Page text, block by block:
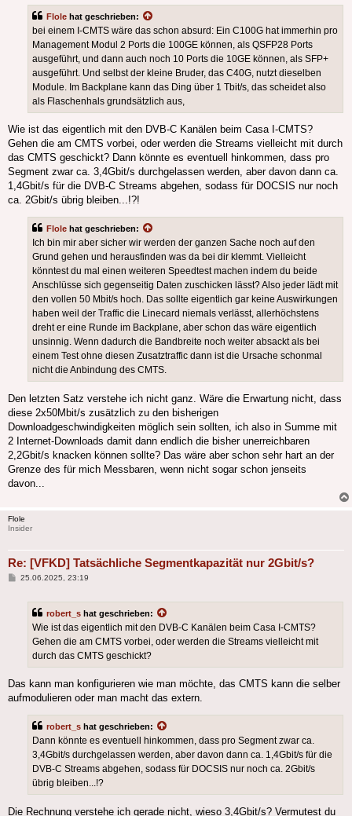
Flole hat geschrieben:
bei einem I-CMTS wäre das schon absurd: Ein C100G hat immerhin pro
Management Modul 2 Ports die 100GE können, als QSFP28 Ports
ausgeführt, und dann auch noch 10 Ports die 10GE können, als SFP+
ausgeführt. Und selbst der kleine Bruder, das C40G, nutzt dieselben
Module. Im Backplane kann das Ding über 1 Tbit/s, das scheidet also
als Flaschenhals grundsätzlich aus,
Wie ist das eigentlich mit den DVB-C Kanälen beim Casa I-CMTS?
Gehen die am CMTS vorbei, oder werden die Streams vielleicht mit durch
das CMTS geschickt? Dann könnte es eventuell hinkommen, dass pro
Segment zwar ca. 3,4Gbit/s durchgelassen werden, aber davon dann ca.
1,4Gbit/s für die DVB-C Streams abgehen, sodass für DOCSIS nur noch
ca. 2Gbit/s übrig bleiben...!?!
Flole hat geschrieben:
Ich bin mir aber sicher wir werden der ganzen Sache noch auf den
Grund gehen und herausfinden was da bei dir klemmt. Vielleicht
könntest du mal einen weiteren Speedtest machen indem du beide
Anschlüsse sich gegenseitig Daten zuschicken lässt? Also jeder lädt mit
den vollen 50 Mbit/s hoch. Das sollte eigentlich gar keine Auswirkungen
haben weil der Traffic die Linecard niemals verlässt, allerhöchstens
dreht er eine Runde im Backplane, aber schon das wäre eigentlich
unsinnig. Wenn dadurch die Bandbreite noch weiter absackt als bei
einem Test ohne diesen Zusatztraffic dann ist die Ursache schonmal
nicht die Anbindung des CMTS.
Den letzten Satz verstehe ich nicht ganz. Wäre die Erwartung nicht, dass
diese 2x50Mbit/s zusätzlich zu den bisherigen
Downloadgeschwindigkeiten möglich sein sollten, ich also in Summe mit
2 Internet-Downloads damit dann endlich die bisher unerreichbaren
2,2Gbit/s knacken können sollte? Das wäre aber schon sehr hart an der
Grenze des für mich Messbaren, wenn nicht sogar schon jenseits
davon...
Flole
Insider
Re: [VFKD] Tatsächliche Segmentkapazität nur 2Gbit/s?
Beitrag
25.06.2025, 23:19
robert_s hat geschrieben:
Wie ist das eigentlich mit den DVB-C Kanälen beim Casa I-CMTS?
Gehen die am CMTS vorbei, oder werden die Streams vielleicht mit
durch das CMTS geschickt?
Das kann man konfigurieren wie man möchte, das CMTS kann die selber
aufmodulieren oder man macht das extern.
robert_s hat geschrieben:
Dann könnte es eventuell hinkommen, dass pro Segment zwar ca.
3,4Gbit/s durchgelassen werden, aber davon dann ca. 1,4Gbit/s für die
DVB-C Streams abgehen, sodass für DOCSIS nur noch ca. 2Gbit/s
übrig bleiben...!?
Die Rechnung verstehe ich gerade nicht, wieso 3,4Gbit/s? Vermutest du